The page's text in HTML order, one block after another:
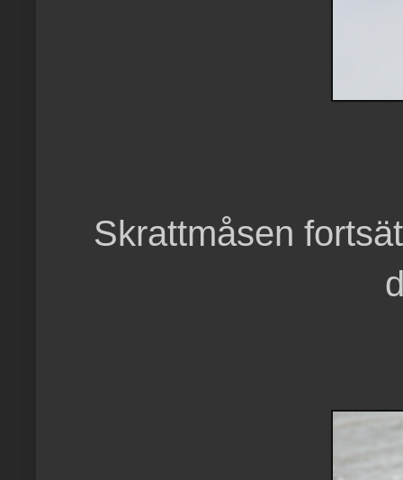
Skrattmåsen